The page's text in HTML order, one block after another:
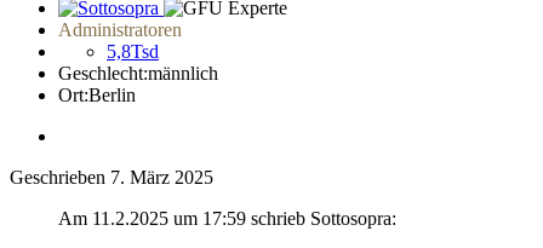
Administratoren
5,8Tsd
Geschlecht:männlich
Ort:Berlin
Geschrieben 7. März 2025
Am 11.2.2025 um 17:59 schrieb Sottosopra: